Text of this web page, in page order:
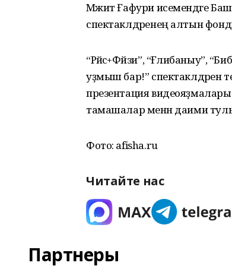
Мәжит Ғафури исемендәге
спектаклдәренең алтын
“Рәйсә+Фәйзи”,
уҙмыш бар!” спектаклдәрен
презентация
тамашалар менән даими
Фото: afisha.ru
Читайте нас
Партнеры